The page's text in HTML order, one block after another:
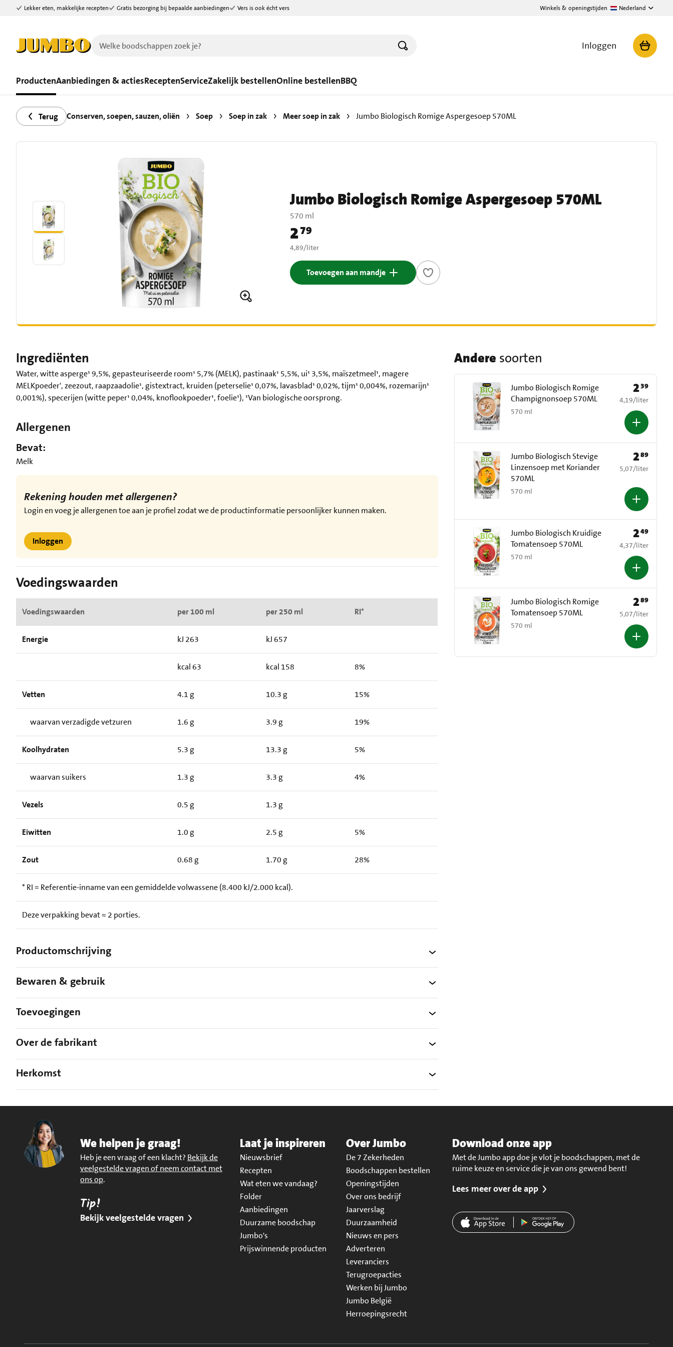
Ga naar zoeken
Ga naar hoofdinhoud
Lekker eten, makkelijke recepten Gratis bezorging bij bepaalde aanbiedingen Vers is ook écht vers Winkels & openingstijden Nederland
Inloggen
ProductenAanbiedingen & actiesReceptenServiceZakelijk bestellenOnline bestellenBBQ
Terug Conserven, soepen, sauzen, oliën Soep Soep in zak Meer soep in zak Jumbo Biologisch Romige Aspergesoep 570ML
Jumbo Biologisch Romige Aspergesoep 570ML
570 ml
Prijs: € 2,79
279
€ 4,89 per liter
4,89/liter
Toevoegen aan mandje
Ingrediënten
Water, witte asperge¹ 9,5%, gepasteuriseerde room¹ 5,7% (MELK), pastinaak¹ 5,5%, ui¹ 3,5%, maïszetmeel¹, magere
MELKpoeder', zeezout, raapzaadolie¹, gistextract, kruiden (peterselie¹ 0,07%, lavasblad¹ 0,02%, tijm¹ 0,004%, rozemarijn¹
0,001%), specerijen (witte peper¹ 0,04%, knoflookpoeder¹, foelie¹), ¹Van biologische oorsprong.
Allergenen
Bevat:
Melk
Rekening houden met allergenen?
Login en voeg je allergenen toe aan je profiel zodat we de productinformatie persoonlijker kunnen maken.
Inloggen
Voedingswaarden
Voedingswaarden per 100 ml per 250 ml RI*
Energie kJ 263 kJ 657
kcal 63 kcal 158 8%
Vetten 4.1 g 10.3 g 15%
waarvan verzadigde vetzuren 1.6 g 3.9 g 19%
Koolhydraten 5.3 g 13.3 g 5%
waarvan suikers 1.3 g 3.3 g 4%
Vezels 0.5 g 1.3 g
Eiwitten 1.0 g 2.5 g 5%
Zout 0.68 g 1.70 g 28%
* RI = Referentie-inname van een gemiddelde volwassene (8.400 kJ/2.000 kcal).
Deze verpakking bevat ≈ 2 porties.
Productomschrijving
Bewaren & gebruik
Toevoegingen
Over de fabrikant
Herkomst
Andere soorten
Jumbo Biologisch Romige
Champignonsoep 570ML
570 ml
Prijs: € 2,39
239
€ 4,19 per liter
4,19/liter
Jumbo Biologisch Stevige
Linzensoep met Koriander
570ML
570 ml
Prijs: € 2,89
289
€ 5,07 per liter
5,07/liter
Jumbo Biologisch Kruidige
Tomatensoep 570ML
570 ml
Prijs: € 2,49
249
€ 4,37 per liter
4,37/liter
Jumbo Biologisch Romige
Tomatensoep 570ML
570 ml
Prijs: € 2,89
289
€ 5,07 per liter
5,07/liter
We helpen je graag!
Heb je een vraag of een klacht? Bekijk de
veelgestelde vragen of neem contact met
ons op.
Tip!
Bekijk veelgestelde vragen
Laat je inspireren
Nieuwsbrief
Recepten
Wat eten we vandaag?
Folder
Aanbiedingen
Duurzame boodschap
Jumbo's
Prijswinnende producten
Over Jumbo
De 7 Zekerheden
Boodschappen bestellen
Openingstijden
Over ons bedrijf
Jaarverslag
Duurzaamheid
Nieuws en pers
Adverteren
Leveranciers
Terugroepacties
Werken bij Jumbo
Jumbo België
Herroepingsrecht
Download onze app
Met de Jumbo app doe je vlot je boodschappen, met de
ruime keuze en service die je van ons gewend bent!
Lees meer over de app